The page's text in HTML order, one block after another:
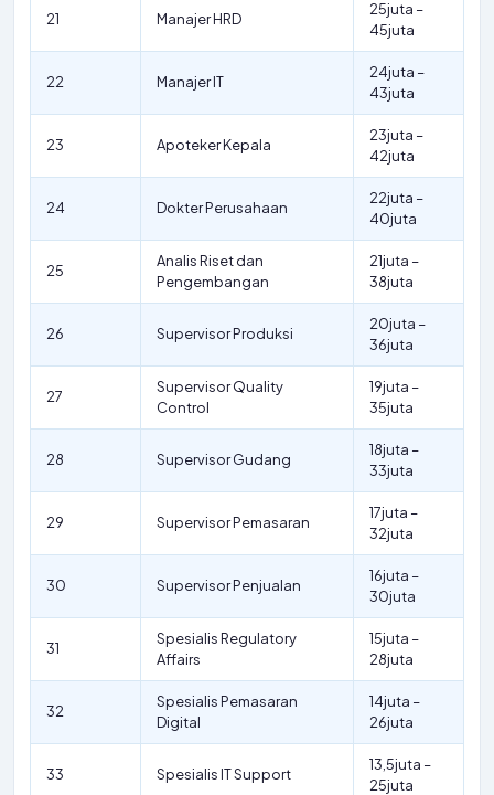
21 Manajer HRD
25juta –
45juta
22 Manajer IT
24juta –
43juta
23 Apoteker Kepala
23juta –
42juta
24 Dokter Perusahaan
22juta –
40juta
25
Analis Riset dan
Pengembangan
21juta –
38juta
26 Supervisor Produksi
20juta –
36juta
27
Supervisor Quality
Control
19juta –
35juta
28 Supervisor Gudang
18juta –
33juta
29 Supervisor Pemasaran
17juta –
32juta
30 Supervisor Penjualan
16juta –
30juta
31
Spesialis Regulatory
Affairs
15juta –
28juta
32
Spesialis Pemasaran
Digital
14juta –
26juta
33 Spesialis IT Support
13,5juta –
25juta